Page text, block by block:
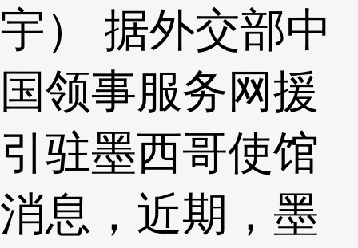
宇） 据外交部中
国领事服务网援
引驻墨西哥使馆
消息，近期，墨